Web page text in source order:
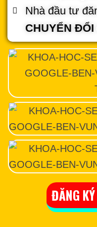
Nhà đầu tư
CHUYỂN ĐỔI
ĐĂNG